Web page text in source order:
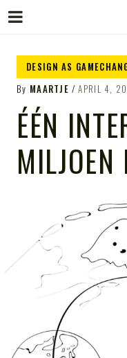
DESIGN AS
By MAARTJE APRIL 4,
ÉÉN
MILJOEN